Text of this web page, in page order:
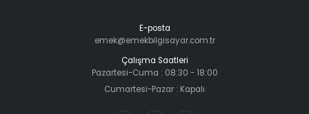
E-posta
emek@emekbilgisayar.com.tr
Çalışma Saatleri
Pazartesi-Cuma : 08:30 - 18:00
Cumartesi-Pazar : Kapalı